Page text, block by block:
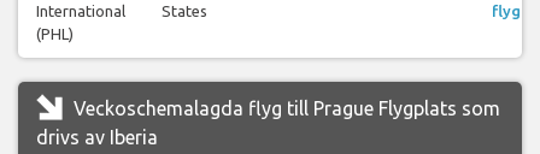
International
(PHL)
States
flyg
Veckoschemalagda flyg till Prague Flygplats som
drivs av Iberia